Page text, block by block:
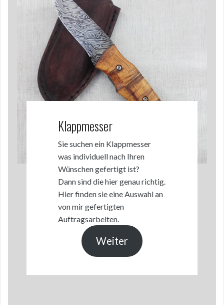
Klappmesser
Sie suchen ein Klappmesser
was individuell nach Ihren
Wünschen gefertigt ist?
Dann sind die hier genau richtig.
Hier finden sie eine Auswahl an
von mir gefertigten
Auftragsarbeiten.
Weiter